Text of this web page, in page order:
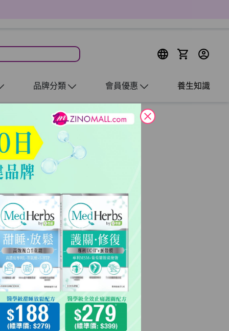
品牌分類 會員優惠 養生知識
close